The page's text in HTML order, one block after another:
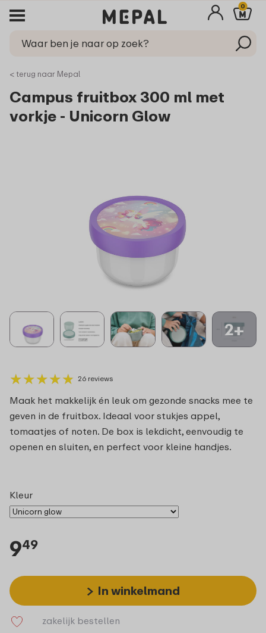
0
< terug naar Mepal
Campus fruitbox 300 ml met
vorkje - Unicorn Glow
2+
★★★★★
★★★★★ 26 reviews
Maak het makkelijk én leuk om gezonde snacks mee te
geven in de fruitbox. Ideaal voor stukjes appel,
tomaatjes of noten. De box is lekdicht, eenvoudig te
openen en sluiten, en perfect voor kleine handjes.
Kleur
949
In winkelmand
zakelijk bestellen